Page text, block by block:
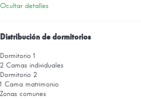
Ocultar detalles
Distribución de dormitorios
Dormitorio 1
2 Camas individuales
Dormitorio 2
1 Cama matrimonio
Zonas comunes